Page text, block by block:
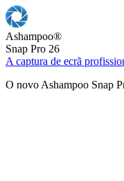
Ashampoo®
Snap Pro 26
A captura de ecrã
O novo Ashampoo Snap